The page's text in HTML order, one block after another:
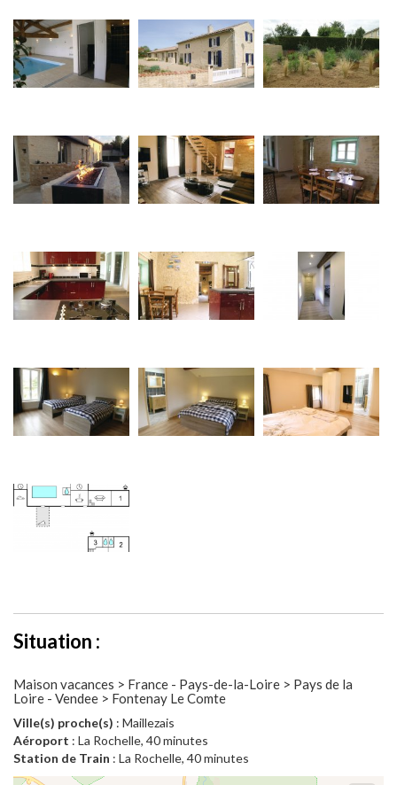
Situation :
Maison vacances > France - Pays-de-la-Loire > Pays de la
Loire - Vendee > Fontenay Le Comte
Ville(s) proche(s) : Maillezais
Aéroport : La Rochelle, 40 minutes
Station de Train : La Rochelle, 40 minutes